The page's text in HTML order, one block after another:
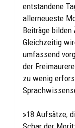
entstandene
allerneueste
Beiträge
Gleichzeitig
umfassend
der
zu wenig
»18 Aufsätze,